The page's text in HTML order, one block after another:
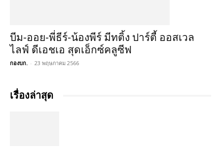
บีม-ออย-พี่ธีร์-น้องพีร์ มีทติ้ง ปาร์ตี้ ออสเวล
ไลฟ์ ดีเอชเอ สุดเอ็กซ์คลูซีฟ
กองบก. - 23 พฤษภาคม 2566
เรื่องล่าสุด